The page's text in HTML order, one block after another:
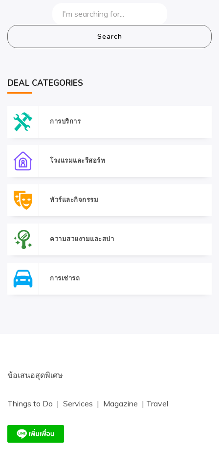
Search
DEAL CATEGORIES
การบริการ
โรงแรมและรีสอร์ท
ทัวร์และกิจกรรม
ความสวยงามและสปา
การเช่ารถ
ข้อเสนอสุดพิเศษ
Things to Do | Services | Magazine | Travel